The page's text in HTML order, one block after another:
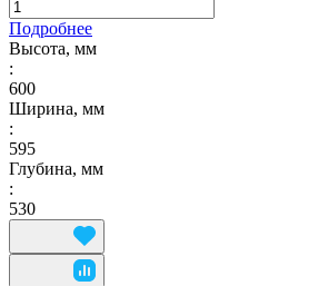
Подробнее
Высота, мм
:
600
Ширина, мм
:
595
Глубина, мм
:
530